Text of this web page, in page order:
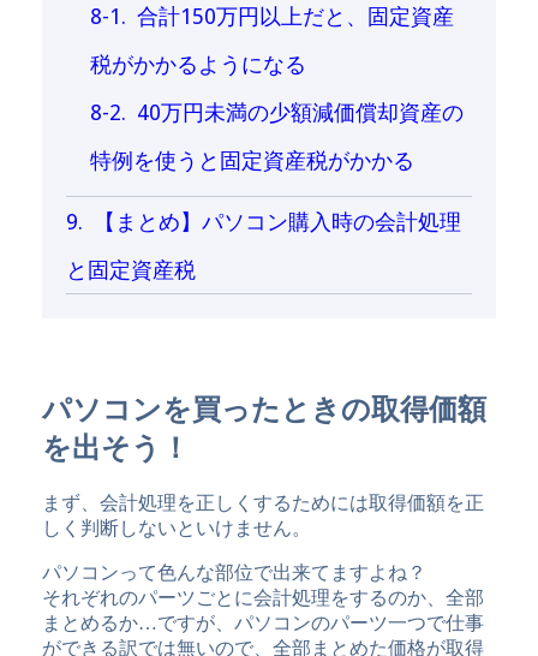
合計150万円以上だと、固定資産
税がかかるようになる
40万円未満の少額減価償却資産の
特例を使うと固定資産税がかかる
【まとめ】パソコン購入時の会計処理
と固定資産税
パソコンを買ったときの取得価額
を出そう！
まず、会計処理を正しくするためには取得価額を正
しく判断しないといけません。
パソコンって色んな部位で出来てますよね？
それぞれのパーツごとに会計処理をするのか、全部
まとめるか…ですが、パソコンのパーツ一つで仕事
ができる訳では無いので、全部まとめた価格が取得